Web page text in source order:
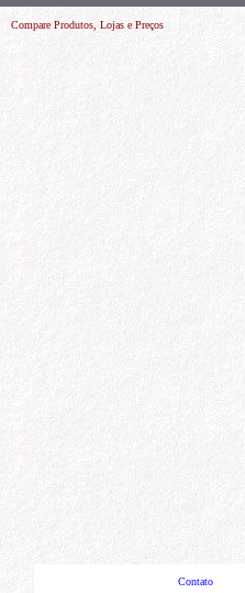
Compare Produtos, Lojas e Preços
Contato